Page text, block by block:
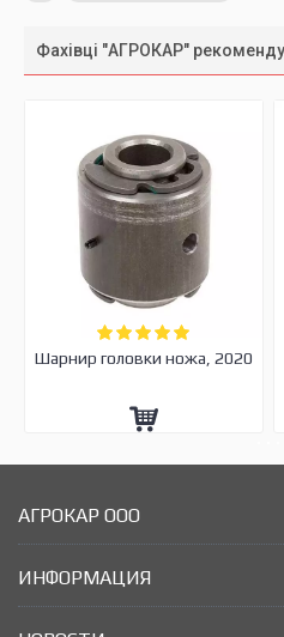
Фахівці "АГРОКАР"
Шарнир головки ножа, 2020
АГРОКАР ООО
ИНФОРМАЦИЯ